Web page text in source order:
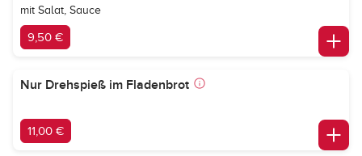
mit Salat, Sauce
9,50 €
Nur Drehspieß im Fladenbrot
11,00 €